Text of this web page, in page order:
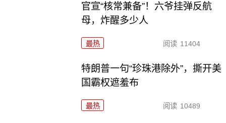
官宣“核常兼备”！六爷挂弹反航
母，炸醒多少人
最热 阅读 11404
特朗普一句“珍珠港除外”，撕开美
国霸权遮羞布
最热 阅读 10489